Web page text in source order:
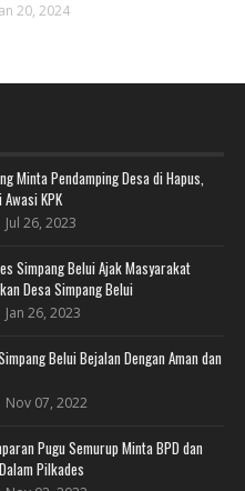
20, 2024
Minta Pendamping Desa di Hapus,
KPK
Jul 26, 2023
Simpang Belui Ajak Masyarakat
Desa Simpang Belui
Jan 26, 2023
Belui Bejalan Dengan Aman dan
Nov 07, 2022
Pugu Semurup Minta BPD dan
Pilkades